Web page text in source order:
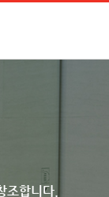
조합니다.